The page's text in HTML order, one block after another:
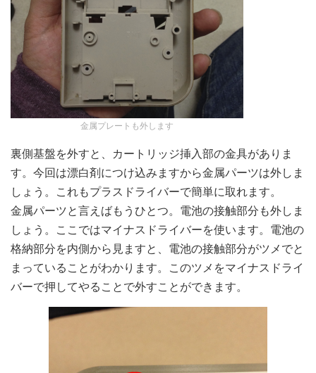
金属プレートも外します
裏側基盤を外すと、カートリッジ挿入部の金具がありま
す。今回は漂白剤につけ込みますから金属パーツは外しま
しょう。これもプラスドライバーで簡単に取れます。
金属パーツと言えばもうひとつ。電池の接触部分も外しま
しょう。ここではマイナスドライバーを使います。電池の
格納部分を内側から見ますと、電池の接触部分がツメでと
まっていることがわかります。このツメをマイナスドライ
バーで押してやることで外すことができます。